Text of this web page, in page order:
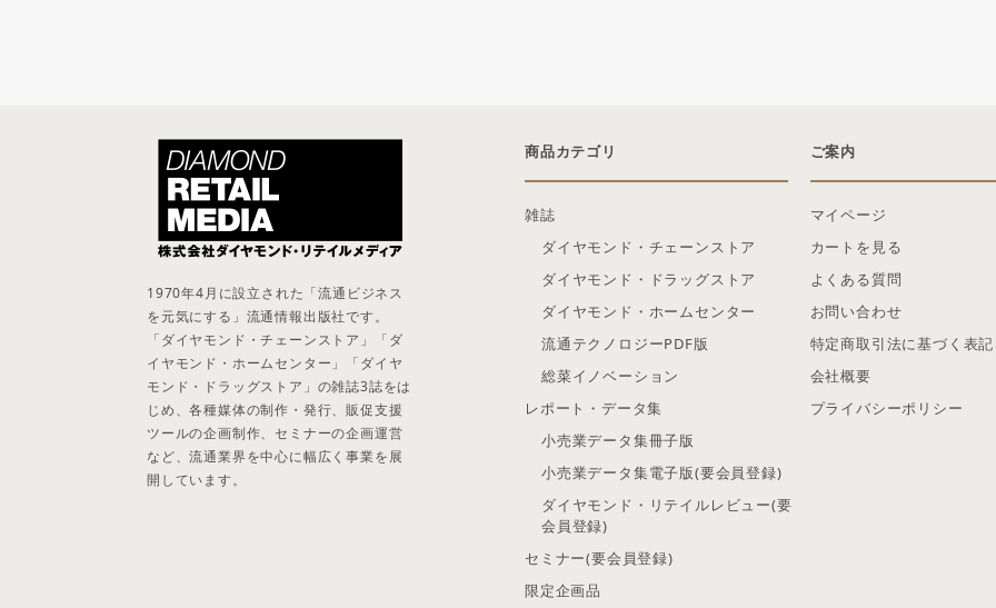
商品カテゴリ
雑誌
ダイヤモンド・チェーンストア
ダイヤモンド・ドラッグストア
ダイヤモンド・ホームセンター
流通テクノロジーPDF版
総菜イノベーション
レポート・データ集
小売業データ集冊子版
小売業データ集電子版(要会員登録)
ダイヤモンド・リテイルレビュー(要
会員登録)
セミナー(要会員登録)
限定企画品
ご案内
マイページ
カートを見る
よくある質問
お問い合わせ
特定商取引法に基づく表記
会社概要
プライバシーポリシー
1970年4月に設立された「流通ビジネス
を元気にする」流通情報出版社です。
「ダイヤモンド・チェーンストア」「ダ
イヤモンド・ホームセンター」「ダイヤ
モンド・ドラッグストア」の雑誌3誌をは
じめ、各種媒体の制作・発行、販促支援
ツールの企画制作、セミナーの企画運営
など、流通業界を中心に幅広く事業を展
開しています。